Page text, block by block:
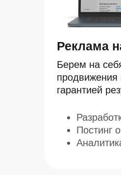
Постинг
Берем на
продвижения
гарантией
Реклама